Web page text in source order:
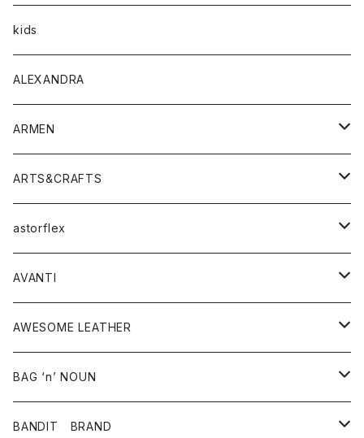
トップス
Tシャツ
シャツ
ボトムス
アウター
トップス
Tシャツ・カットソー
シャツ・ブラウス
ボトムス
パンツ
スカート
ワンピース・オールインワン
バッグ
シューズ
アクセサリー
その他雑貨
kids
ALEXANDRA
ARMEN
アウター
コート
ジャケット
トップス
ベスト
シャツ
ワンピース
ボトム
スカート
パンツ
グッズ
靴
ARTS&CRAFTS
アクセサリー
ウォレット
バッグ
astorflex
グッズ
靴
AVANTI
シャツ
AWESOME LEATHER
アウター
革ジャケット
BAG ‘n’ NOUN
アクセサリー
BANDIT BRAND